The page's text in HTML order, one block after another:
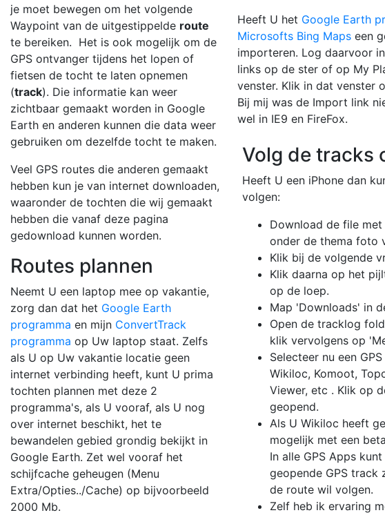
je moet bewegen om het volgende
Waypoint van de uitgestippelde route
te bereiken. Het is ook mogelijk om de
GPS ontvanger tijdens het lopen of
fietsen de tocht te laten opnemen
(track). Die informatie kan weer
zichtbaar gemaakt worden in Google
Earth en anderen kunnen die data weer
gebruiken om dezelfde tocht te maken.
Veel GPS routes die anderen gemaakt
hebben kun je van internet downloaden,
waaronder de tochten die wij gemaakt
hebben die vanaf deze pagina
gedownload kunnen worden.
Routes plannen
Neemt U een laptop mee op vakantie,
zorg dan dat het Google Earth
programma en mijn ConvertTrack
programma op Uw laptop staat. Zelfs
als U op Uw vakantie locatie geen
internet verbinding heeft, kunt U prima
tochten plannen met deze 2
programma's, als U vooraf, als U nog
over internet beschikt, het te
bewandelen gebied grondig bekijkt in
Google Earth. Zet wel vooraf het
schijfcache geheugen (Menu
Extra/Opties../Cache) op bijvoorbeeld
2000 Mb.
Heeft U het Google Earth
Microsofts Bing Maps een
importeren. Log daarvoor
links op de ster of op My
venster. Klik in dat venster
Bij mij was de Import link
wel in IE9 en FireFox.
Volg de tracks
Heeft U een iPhone dan
volgen:
Download de file
onder de thema foto
Klik bij de volgende
Klik daarna op het
op de loep.
Map 'Downloads' in
Open de tracklog
klik vervolgens op
Selecteer nu een
Wikiloc, Komoot,
Viewer, etc . Klik op
geopend.
Als U Wikiloc heeft
mogelijk met een
In alle GPS Apps
geopende GPS
de route wil volgen.
Zelf heb ik ervaring